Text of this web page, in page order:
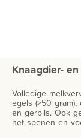
Knaagdier-
Volledige
egels (>50 gram),
en gerbils. Ook
het spenen en